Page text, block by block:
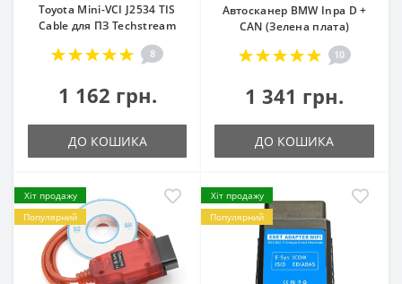
Toyota Mini-VCI J2534 TIS
Cable для ПЗ Techstream
8
1 162 грн.
ДО КОШИКА
Автосканер BMW Inpa D +
CAN (Зелена плата)
10
1 341 грн.
ДО КОШИКА
Хіт продажу
Популярний
Хіт продажу
Популярний